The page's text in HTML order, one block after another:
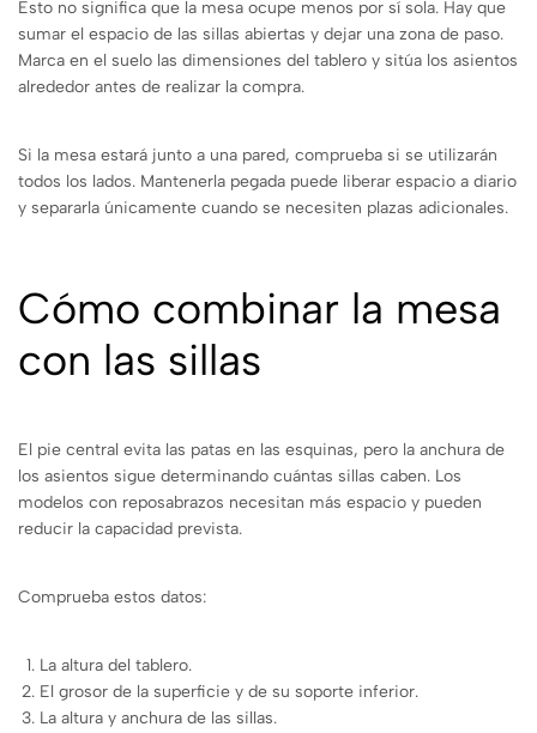
Esto no significa que la mesa ocupe menos por sí sola. Hay que
sumar el espacio de las sillas abiertas y dejar una zona de paso.
Marca en el suelo las dimensiones del tablero y sitúa los asientos
alrededor antes de realizar la compra.
Si la mesa estará junto a una pared, comprueba si se utilizarán
todos los lados. Mantenerla pegada puede liberar espacio a diario
y separarla únicamente cuando se necesiten plazas adicionales.
Cómo combinar la mesa
con las sillas
El pie central evita las patas en las esquinas, pero la anchura de
los asientos sigue determinando cuántas sillas caben. Los
modelos con reposabrazos necesitan más espacio y pueden
reducir la capacidad prevista.
Comprueba estos datos:
La altura del tablero.
El grosor de la superficie y de su soporte inferior.
La altura y anchura de las sillas.